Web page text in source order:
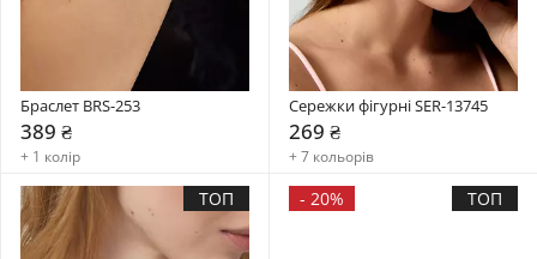
Браслет BRS-253
389 ₴
+ 1 колір
Сережки фігурні SER-13745
269 ₴
+ 7 кольорів
ТОП - 20% ТОП